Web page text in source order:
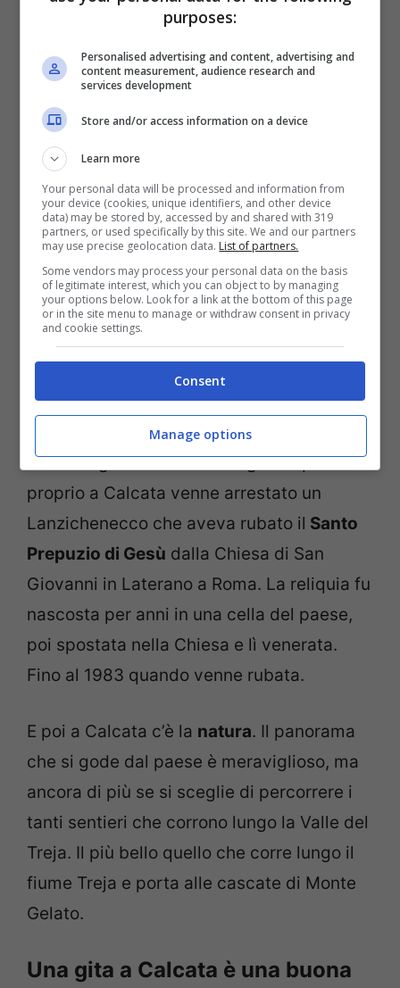
trovato casa e ispirazione. Dipinti,
rendono unico questo piccolo borgo. Non
solo: c’è anche l’Opera Bosco Museo di
Arte nella natura, un laboratorio
permanente di
realizzata con prodotti naturali. Ma a
Calcata ci sono anche laboratori attoriali e
di musica. Questo borgo diventato famoso
negli anni’60 ha da allora attirato artisti da
ogni parte del mondo.
Ma la sua vena ribelle Calcata ce l’ha da
molti secoli. La leggenda narra che nel
Medioevo chi era accusato di
o arti magiche veniva a rifugiarsi qui. E
proprio a Calcata venne arrestato un
Lanzichenecco che aveva rubato il Santo
Prepuzio di Gesù dalla Chiesa di San
Giovanni in Laterano a Roma. La reliquia fu
nascosta per anni in una cella del paese,
poi spostata nella Chiesa e lì venerata.
Fino al 1983 quando venne rubata.
E poi a Calcata c’è la natura. Il panorama
che si gode dal paese è meraviglioso, ma
ancora di più se si sceglie di percorrere i
tanti sentieri che corrono lungo la Valle del
Treja. Il più bello quello che corre lungo il
fiume Treja e porta alle cascate di Monte
Gelato.
Una gita a Calcata è una buona
purposes:
Personalised advertising and content, advertising and
content measurement, audience research and
services development
Store and/or access information on a device
Learn more
Your personal data will be processed and information from
your device (cookies, unique identifiers, and other device
data) may be stored by, accessed by and shared with 319
partners, or used specifically by this site. We and our partners
may use precise geolocation data. List of partners.
Some vendors may process your personal data on the basis
of legitimate interest, which you can object to by managing
your options below. Look for a link at the bottom of this page
or in the site menu to manage or withdraw consent in privacy
and cookie settings.
Consent
Manage options